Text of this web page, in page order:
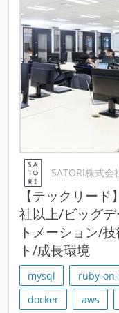
SATORI株式会
【テックリー
社以上/ビッグ
トメーション/
ト/成長環境
mysql ruby-
docker
aws